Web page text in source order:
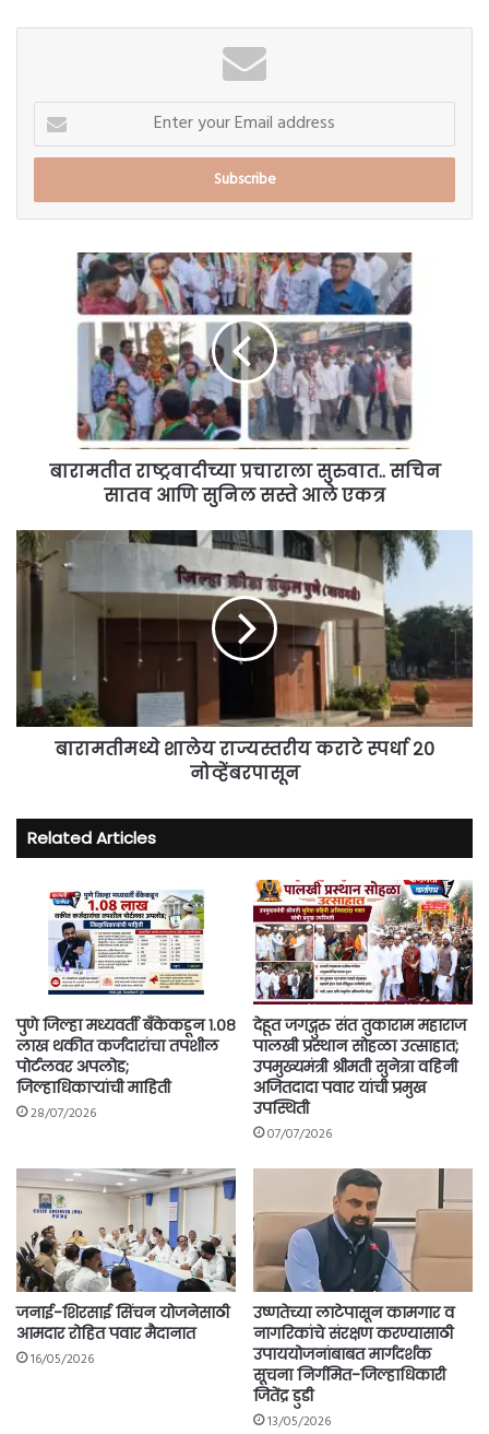
Enter
your
Email
बारामतीत राष्ट्रवादीच्या प्रचाराला सुरुवात.. सचिन
सातव आणि सुनिल सस्ते आले एकत्र
बारामतीमध्ये
शालेय
राज्यस्तरीय
नोव्हेंबरपासून
बारामतीमध्ये शालेय राज्यस्तरीय कराटे स्पर्धा २०
नोव्हेंबरपासून
Related Articles
पुणे जिल्हा मध्यवर्ती बँकेकडून १.०८
लाख थकीत कर्जदारांचा तपशील
पोर्टलवर अपलोड;
जिल्हाधिकाऱ्यांची माहिती
28/07/2026
देहूत जगद्गुरु संत तुकाराम महाराज
पालखी प्रस्थान सोहळा उत्साहात;
उपमुख्यमंत्री श्रीमती सुनेत्रा वहिनी
अजितदादा पवार यांची प्रमुख
उपस्थिती
07/07/2026
जनाई-शिरसाई सिंचन योजनेसाठी
आमदार रोहित पवार मैदानात
16/05/2026
उष्णतेच्या लाटेपासून कामगार व
नागरिकांचे संरक्षण करण्यासाठी
उपाययोजनांबाबत मार्गदर्शक
सूचना निर्गमित-जिल्हाधिकारी
जितेंद्र डुडी
13/05/2026